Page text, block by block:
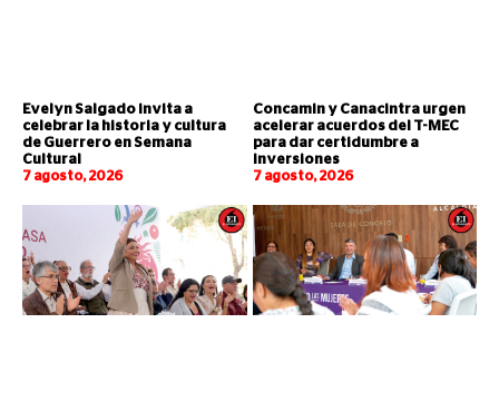
Evelyn Salgado invita a
celebrar la historia y cultura
de Guerrero en Semana
Cultural
7 agosto, 2026
Concamin y Canacintra urgen
acelerar acuerdos del T-MEC
para dar certidumbre a
inversiones
7 agosto, 2026